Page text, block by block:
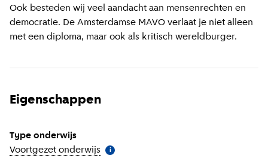
Ook besteden wij veel aandacht aan mensenrechten en
democratie. De Amsterdamse MAVO verlaat je niet alleen
met een diploma, maar ook als kritisch wereldburger.
Eigenschappen
Type onderwijs
Voortgezet onderwijs Meer informatie
i